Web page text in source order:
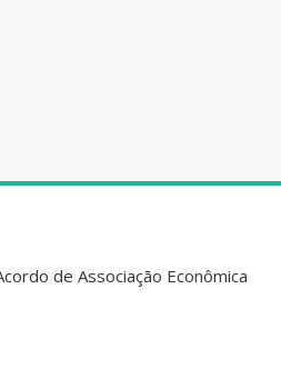
de Associação Econômica